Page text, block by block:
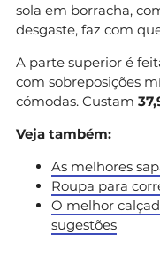
sola em borracha,
desgaste, faz com
A parte superior é
com sobreposições
cómodas. Custam
Veja também:
As melhores
Roupa para
O melhor
sugestões